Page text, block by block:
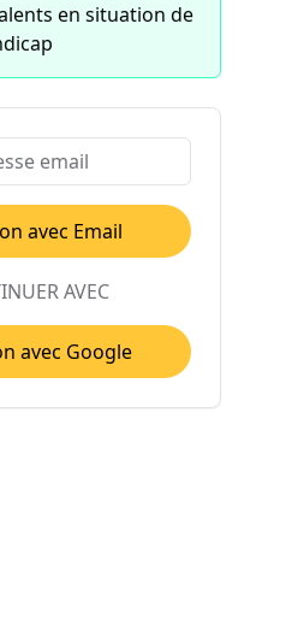
en situation de
avec Email
AVEC
avec Google